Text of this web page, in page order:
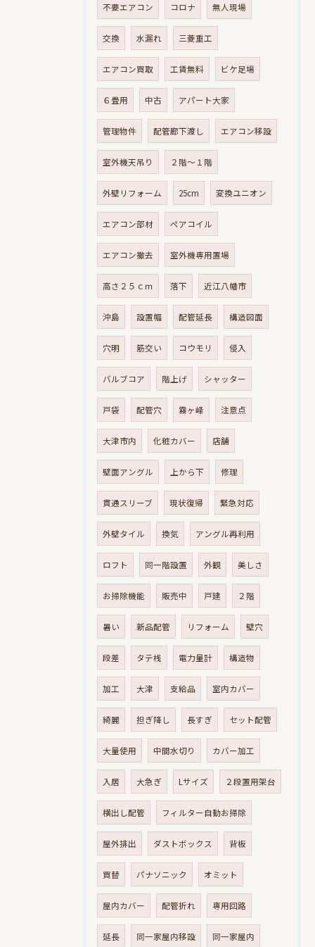
不要エアコン コロナ 無人現場
交換 水漏れ 三菱重工
エアコン買取 工賃無料 ビケ足場
６畳用 中古 アパート大家
管理物件 配管廊下渡し エアコン移設
室外機天吊り ２階～１階
外壁リフォーム 25cm 変換ユニオン
エアコン部材 ペアコイル
エアコン撤去 室外機専用置場
高さ２５ｃｍ 落下 近江八幡市
沖島 設置幅 配管延長 構造図面
穴明 筋交い コウモリ 侵入
バルブコア 階上げ シャッター
戸袋 配管穴 霧ヶ峰 注意点
大津市内 化粧カバー 店舗
壁面アングル 上から下 修理
貫通スリーブ 現状復帰 緊急対応
外壁タイル 換気 アングル再利用
ロフト 同一階設置 外観 美しさ
お掃除機能 販売中 戸建 ２階
暑い 新品配管 リフォーム 壁穴
段差 タテ桟 電力量計 構造物
加工 大津 支給品 室内カバー
綺麗 担ぎ降し 長すぎ セット配管
大量使用 中間水切り カバー加工
入居 大急ぎ Lサイズ ２段置用架台
横出し配管 フィルター自動お掃除
屋外排出 ダストボックス 背板
買替 パナソニック オミット
屋内カバー 配管折れ 専用回路
延長 同一家屋内移設 同一家屋内